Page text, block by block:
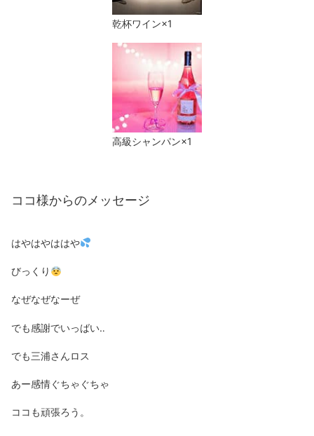
乾杯ワイン×1
高級シャンパン×1
ココ様からのメッセージ
はやはやははや
びっくり
なぜなぜなーぜ
でも感謝でいっばい‥
でも三浦さんロス
あー感情ぐちゃぐちゃ
ココも頑張ろう。